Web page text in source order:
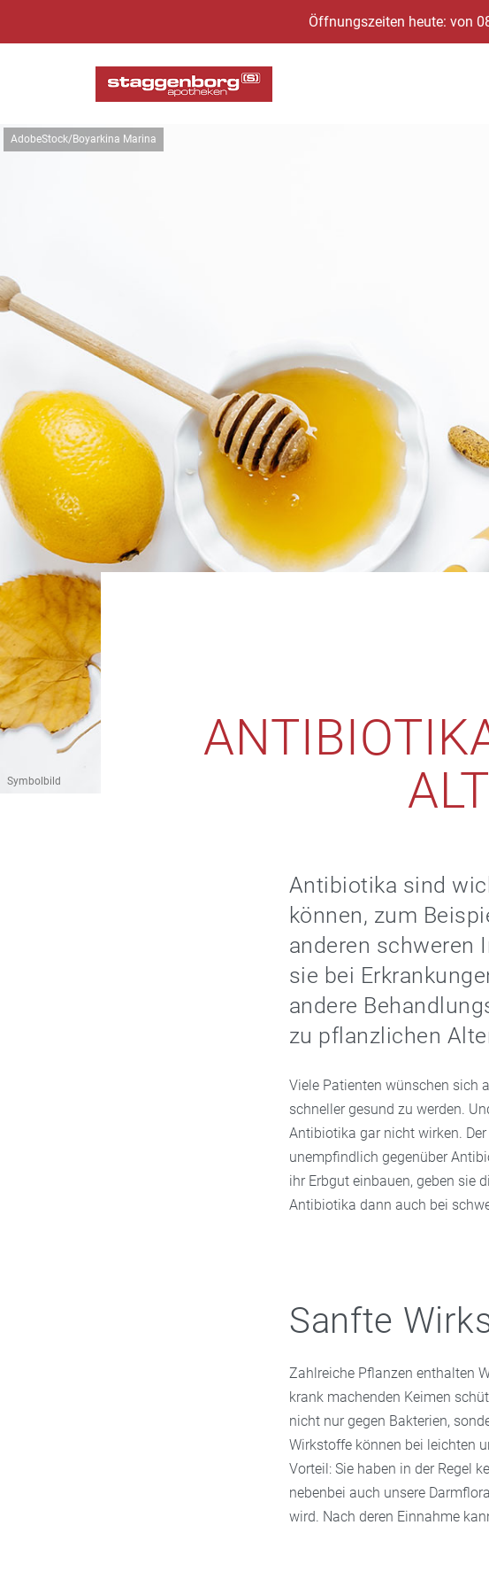
Öffnungszeiten heute: von
AdobeStock/Boyarkina Marina
Symbolbild
Antibiotika sind
können, zum
anderen schweren
sie bei
andere
zu pflanzlichen
Viele Patienten wünschen sich
schneller gesund zu werden.
Antibiotika gar nicht wirken.
unempfindlich gegenüber
ihr Erbgut einbauen, geben sie
Antibiotika dann auch bei
Sanfte
Zahlreiche Pflanzen enthalten
krank machenden Keimen
nicht nur gegen Bakterien,
Wirkstoffe können bei leichten
Vorteil: Sie haben in der Regel
nebenbei auch unsere
wird. Nach deren Einnahme